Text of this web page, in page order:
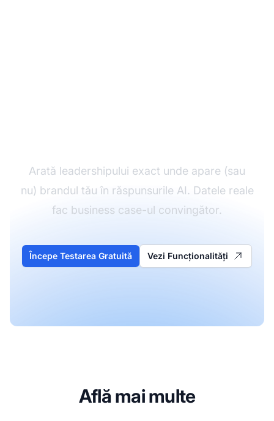
Arată leadershipului exact unde apare (sau
nu) brandul tău în răspunsurile AI. Datele reale
fac business case-ul convingător.
Începe Testarea Gratuită Vezi Funcționalități
Află mai multe